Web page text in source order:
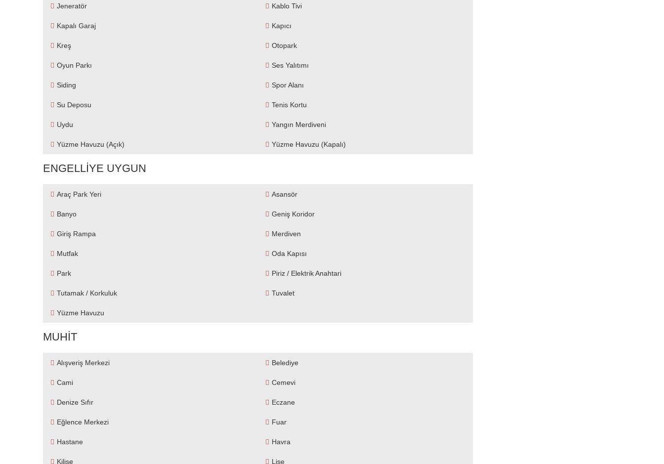
Jeneratör Kablo Tivi
Kapalı Garaj Kapıcı
Kreş Otopark
Oyun Parkı Ses Yalıtımı
Siding Spor Alanı
Su Deposu Tenis Kortu
Uydu Yangın Merdiveni
Yüzme Havuzu (açık) Yüzme Havuzu (kapalı)
ENGELLIYE UYGUN
Araç Park Yeri Asansör
Banyo Geniş Koridor
Giriş Rampa Merdiven
Mutfak Oda Kapısı
Park Piriz / Elektrik Anahtari
Tutamak / Korkuluk Tuvalet
Yüzme Havuzu
MUHIT
Alışveriş Merkezi Belediye
Cami Cemevi
Denize Sıfır Eczane
Eğlence Merkezi Fuar
Hastane Havra
Kilise Lise